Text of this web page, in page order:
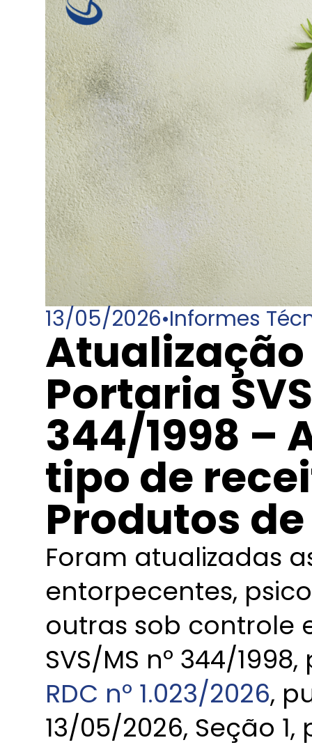
13/05/2026•Informes
Portaria
344/1998 –
tipo de
Produtos
Foram atualizadas
entorpecentes,
outras sob controle
SVS/MS nº 344/
RDC nº 1.023/2026,
13/05/2026, Seção 1,